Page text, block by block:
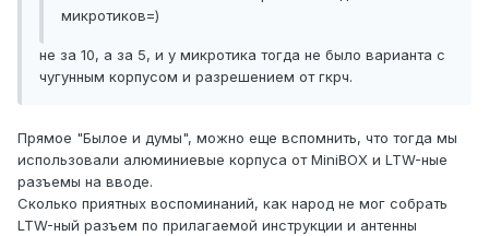
микротиков=)
не за 10, а за 5, и у микротика тогда не было варианта с
чугунным корпусом и разрешением от гкрч.
Прямое "Былое и думы", можно еще вспомнить, что тогда мы
использовали алюминиевые корпуса от MiniBOX и LTW-ные
разъемы на вводе.
Сколько приятных воспоминаний, как народ не мог собрать
LTW-ный разъем по прилагаемой инструкции и антенны